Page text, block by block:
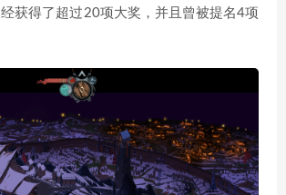
获得了超过20项大奖，并且曾被提名4项